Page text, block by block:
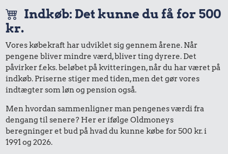
Indkøb: Det kunne du få for 500
kr.
Vores købekraft har udviklet sig gennem årene. Når
pengene bliver mindre værd, bliver ting dyrere. Det
påvirker f.eks. beløbet på kvitteringen, når du har været på
indkøb. Priserne stiger med tiden, men det gør vores
indtægter som løn og pension også.
Men hvordan sammenligner man pengenes værdi fra
dengang til senere? Her er ifølge Oldmoneys
beregninger et bud på hvad du kunne købe for 500 kr. i
1991 og 2026.